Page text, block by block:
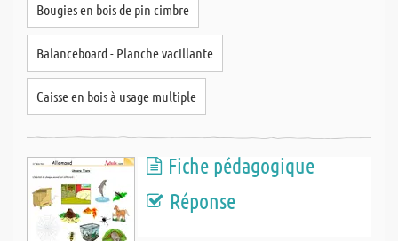
Bougies en bois de pin cimbre
Balanceboard - Planche vacillante
Caisse en bois à usage multiple
Fiche pédagogique
Réponse